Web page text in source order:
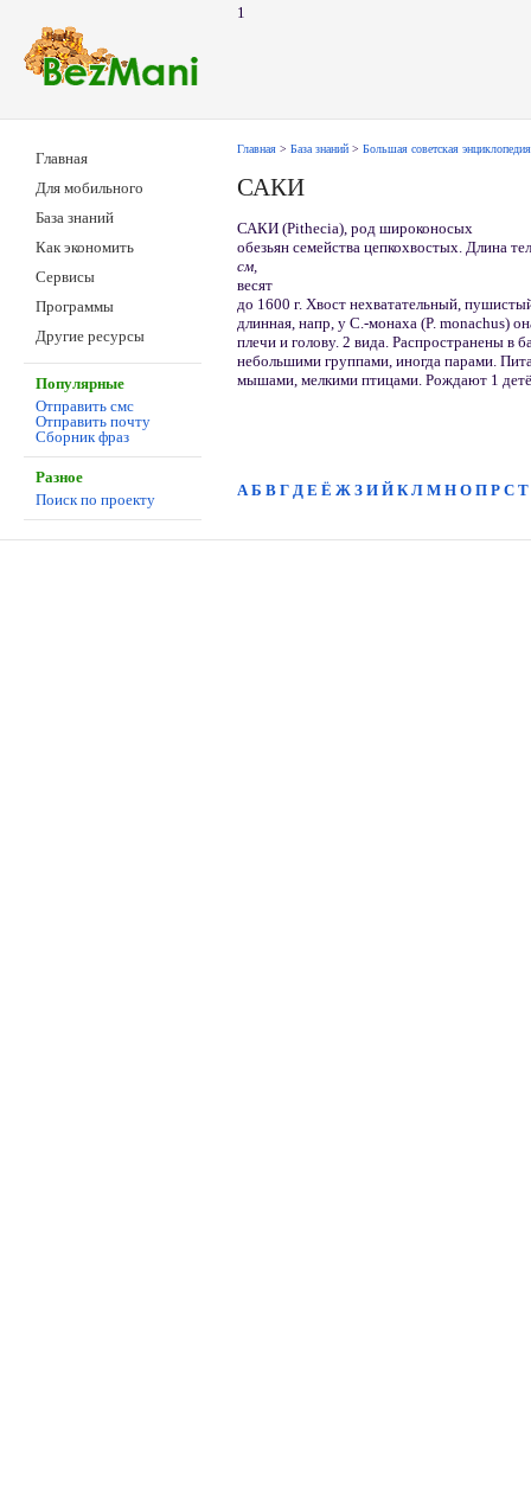
1
Главная
Для мобильного
База знаний
Как экономить
Сервисы
Программы
Другие ресурсы
Популярные
Отправить смс
Отправить почту
Сборник фраз
Разное
Поиск по проекту
Главная > База знаний > Большая советская энциклопедия
САКИ
САКИ (Pithecia), род широконосых
обезьян семейства цепкохвостых. Длина
см,
весят
до 1600 г. Хвост нехватательный,
длинная, напр, у С.-монаха (P. monachus)
плечи и голову. 2 вида. Распространены в
небольшими группами, иногда парами.
мышами, мелкими птицами. Рождают 1
А Б В Г Д Е Ё Ж З И Й К Л М Н О П Р С Т